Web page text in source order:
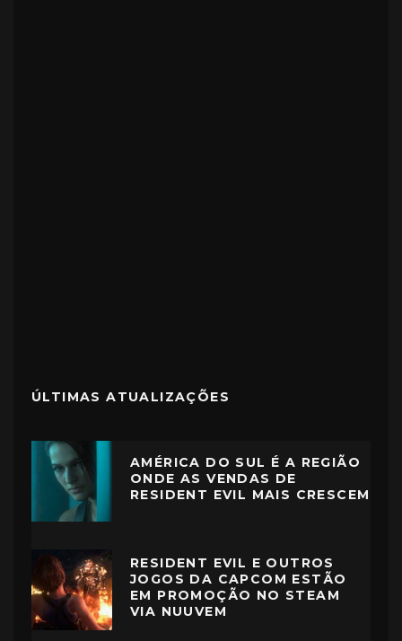
ÚLTIMAS ATUALIZAÇÕES
AMÉRICA DO SUL É A REGIÃO
ONDE AS VENDAS DE
RESIDENT EVIL MAIS CRESCEM
RESIDENT EVIL E OUTROS
JOGOS DA CAPCOM ESTÃO
EM PROMOÇÃO NO STEAM
VIA NUUVEM